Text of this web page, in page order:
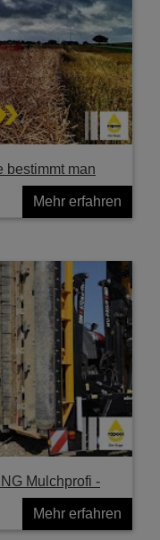
bestimmt man
Mehr erfahren
Mulchprofi -
Mehr erfahren